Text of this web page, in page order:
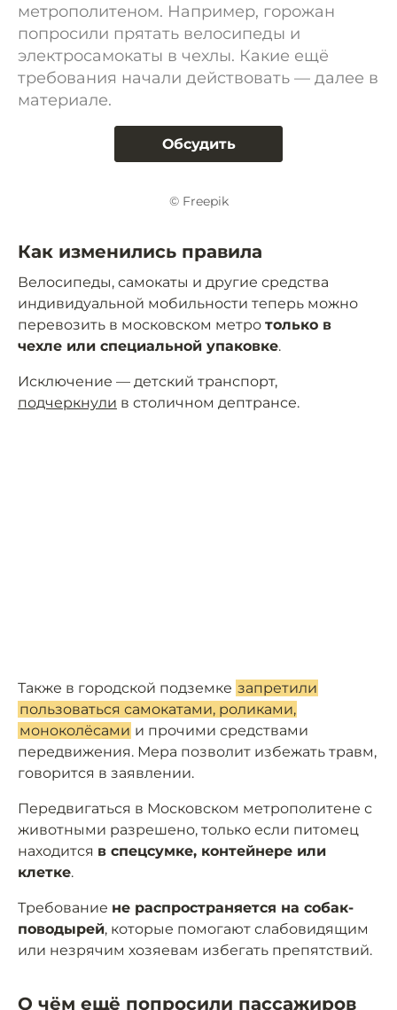
метрополитеном. Например, горожан
попросили прятать велосипеды и
электросамокаты в чехлы. Какие ещё
требования начали действовать — далее в
материале.
Обсудить
© Freepik
Как изменились правила
Велосипеды, самокаты и другие средства
индивидуальной мобильности теперь можно
перевозить в московском метро только в
чехле или специальной упаковке.
Исключение — детский транспорт,
подчеркнули в столичном дептрансе.
Также в городской подземке запретили
пользоваться самокатами, роликами,
моноколёсами и прочими средствами
передвижения. Мера позволит избежать травм,
говорится в заявлении.
Передвигаться в Московском метрополитене с
животными разрешено, только если питомец
находится в спецсумке, контейнере или
клетке.
Требование не распространяется на собак-
поводырей, которые помогают слабовидящим
или незрячим хозяевам избегать препятствий.
О чём ещё попросили пассажиров